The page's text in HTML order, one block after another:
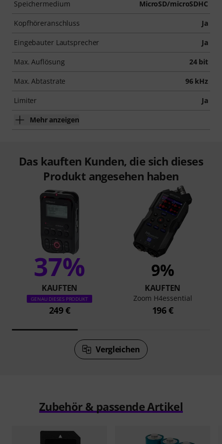
Speichermedium MicroSD/microSDHC
Kopfhöreranschluss Ja
Eingebauter Lautsprecher Ja
Max. Auflösung 24 bit
Max. Abtastrate 96 kHz
Limiter Ja
Mehr anzeigen
Das kauften Kunden, die sich dieses
Produkt angesehen haben
37%
KAUFTEN
GENAU DIESES PRODUKT
249 €
9%
KAUFTEN
Zoom H4essential
196 €
Vergleichen
Zubehör & passende Artikel